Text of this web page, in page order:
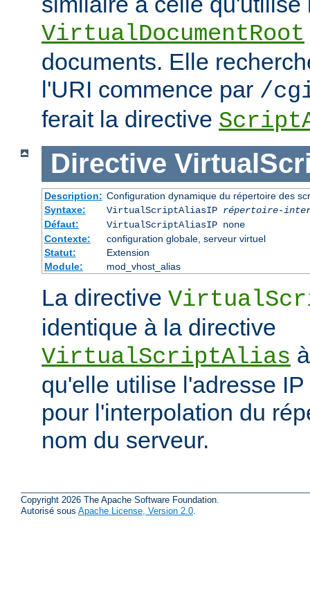
VirtualDocumentRoot
documents. Elle
l'URI commence par /
ferait la directive
Directive
Description: Configuration dynamique du répertoire des
Syntaxe:
VirtualScriptAliasIP répertoire-
Défaut:
VirtualScriptAliasIP none
Contexte:
configuration globale, serveur virtuel
Statut:
Extension
Module:
mod_vhost_alias
La directive
identique à la directive
VirtualScriptAlias
qu'elle utilise l'adresse
pour l'interpolation du
nom du serveur.
Copyright 2026 The Apache Software Foundation.
Autorisé sous Apache License, Version 2.0.